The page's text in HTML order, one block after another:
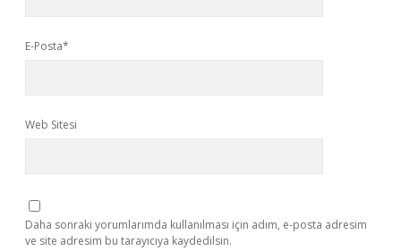
E-Posta*
Web Sitesi
Daha sonraki yorumlarımda kullanılması için adım, e-posta adresim
ve site adresim bu tarayıcıya kaydedilsin.